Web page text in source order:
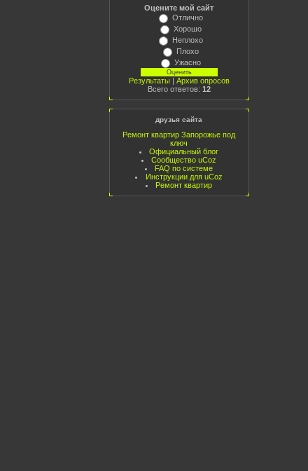
Оцените мой сайт
Отлично
Хорошо
Неплохо
Плохо
Ужасно
Результаты| Архив опросов
Всего ответов: 12
друзья сайта
Ремонт квартир Запорожье под
ключ
Официальный блог
Сообщество uCoz
FAQ по системе
Инструкции для uCoz
Ремонт квартир